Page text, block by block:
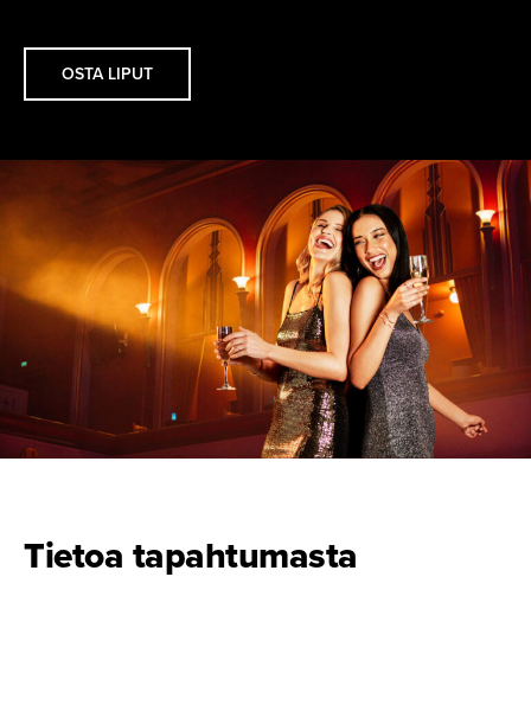
OSTA LIPUT
Tietoa tapahtumasta